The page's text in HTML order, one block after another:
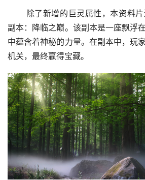
副本：降临之巅。该副本是一座飘浮
中蕴含着神秘的力量。在副本中，玩
机关，最终赢得宝藏。